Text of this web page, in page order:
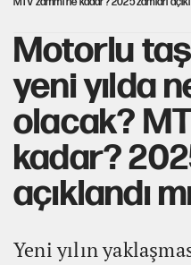
Motorlu
yeni yılda
olacak?
kadar?
açıklandı
Yeni yılın